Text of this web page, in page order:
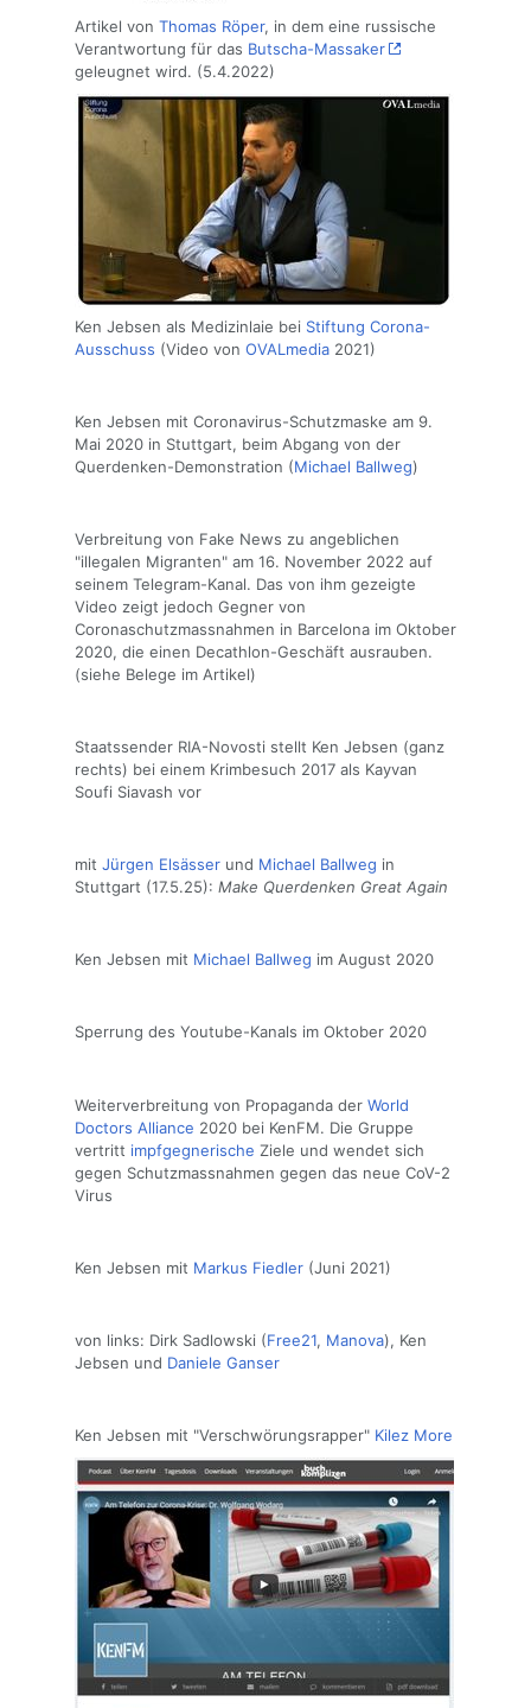
Artikel von Thomas Röper, in dem eine russische
Verantwortung für das Butscha-Massaker
geleugnet wird. (5.4.2022)
Ken Jebsen als Medizinlaie bei Stiftung Corona-
Ausschuss (Video von OVALmedia 2021)
Ken Jebsen mit Coronavirus-Schutzmaske am 9.
Mai 2020 in Stuttgart, beim Abgang von der
Querdenken-Demonstration (Michael Ballweg)
Verbreitung von Fake News zu angeblichen
"illegalen Migranten" am 16. November 2022 auf
seinem Telegram-Kanal. Das von ihm gezeigte
Video zeigt jedoch Gegner von
Coronaschutzmassnahmen in Barcelona im Oktober
2020, die einen Decathlon-Geschäft ausrauben.
(siehe Belege im Artikel)
Staatssender RIA-Novosti stellt Ken Jebsen (ganz
rechts) bei einem Krimbesuch 2017 als Kayvan
Soufi Siavash vor
mit Jürgen Elsässer und Michael Ballweg in
Stuttgart (17.5.25): Make Querdenken Great Again
Ken Jebsen mit Michael Ballweg im August 2020
Sperrung des Youtube-Kanals im Oktober 2020
Weiterverbreitung von Propaganda der World
Doctors Alliance 2020 bei KenFM. Die Gruppe
vertritt impfgegnerische Ziele und wendet sich
gegen Schutzmassnahmen gegen das neue CoV-2
Virus
Ken Jebsen mit Markus Fiedler (Juni 2021)
von links: Dirk Sadlowski (Free21, Manova), Ken
Jebsen und Daniele Ganser
Ken Jebsen mit "Verschwörungsrapper" Kilez More